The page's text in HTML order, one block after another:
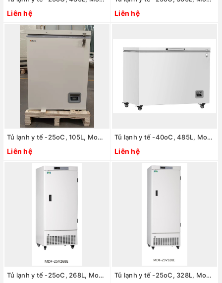
Liên hệ Liên hệ
Tủ lạnh y tế -25oC, 105L, Model: model:MDF-25H105, Hãng: TaisiteLab Sciences Inc / Mỹ
Liên hệ
Tủ lạnh y tế -40oC, 485L, Model: model:MDF-40H485, Hãng: TaisiteLab Sciences Inc / Mỹ
Liên hệ
Tủ lạnh y tế -25oC, 268L, Model: model:MDF-25V268E, Hãng: TaisiteLab Sciences Inc / Mỹ Tủ lạnh y tế -25oC, 328L, Model: model:MDF-25V328E, Hãng: TaisiteLab Sciences Inc / Mỹ